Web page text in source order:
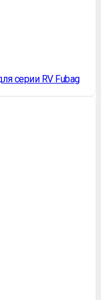
серии RV Fubag